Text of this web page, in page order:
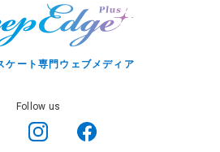
ケート専門ウェブメディア
Follow us